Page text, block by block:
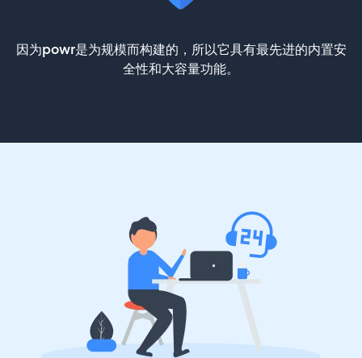
因为powr是为规模而构建的，所以它具有最先进的内置安
全性和大容量功能。